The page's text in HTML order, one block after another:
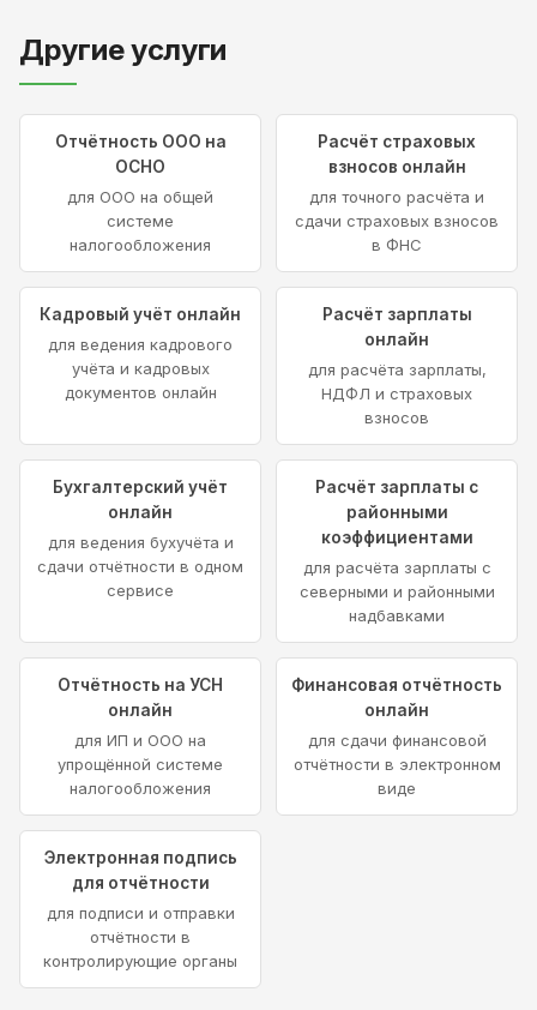
Другие услуги
Отчётность ООО на
ОСНО
для ООО на общей
системе
налогообложения
Расчёт страховых
взносов онлайн
для точного расчёта и
сдачи страховых взносов
в ФНС
Кадровый учёт онлайн
для ведения кадрового
учёта и кадровых
документов онлайн
Расчёт зарплаты
онлайн
для расчёта зарплаты,
НДФЛ и страховых
взносов
Бухгалтерский учёт
онлайн
для ведения бухучёта и
сдачи отчётности в одном
сервисе
Расчёт зарплаты с
районными
коэффициентами
для расчёта зарплаты с
северными и районными
надбавками
Отчётность на УСН
онлайн
для ИП и ООО на
упрощённой системе
налогообложения
Финансовая отчётность
онлайн
для сдачи финансовой
отчётности в электронном
виде
Электронная подпись
для отчётности
для подписи и отправки
отчётности в
контролирующие органы